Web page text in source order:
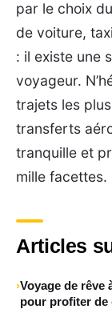
par le choix
de voiture,
: il existe une
voyageur.
trajets les
transferts
tranquille et
mille facettes.
Articles
Voyage de rêve
pour profiter de